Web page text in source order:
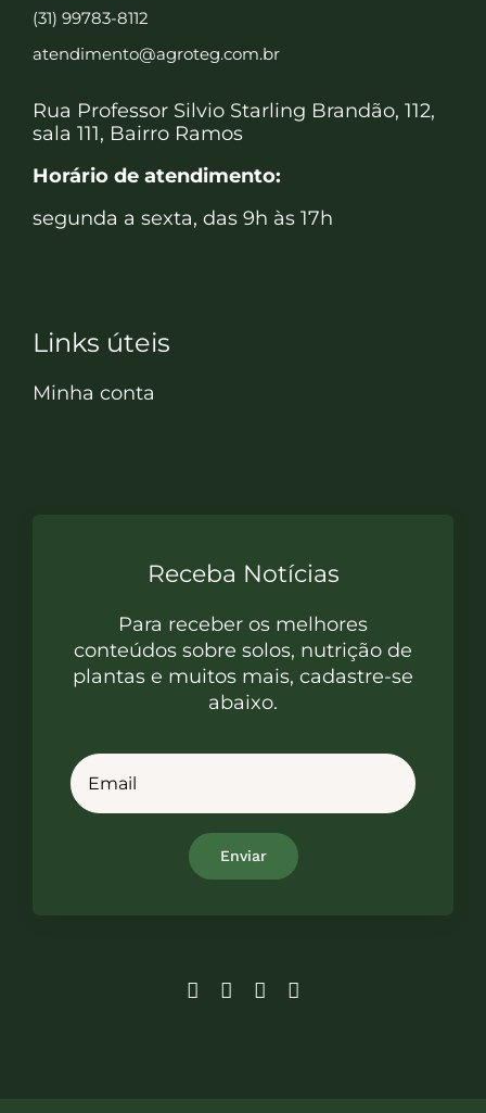
(31) 99783-8112
atendimento@agroteg.com.br
Rua Professor Silvio Starling Brandão, 112,
sala 111, Bairro Ramos
Horário de atendimento:
segunda a sexta, das 9h às 17h
Links úteis
Minha conta
Receba Notícias
Para receber os melhores
conteúdos sobre solos, nutrição de
plantas e muitos mais, cadastre-se
abaixo.